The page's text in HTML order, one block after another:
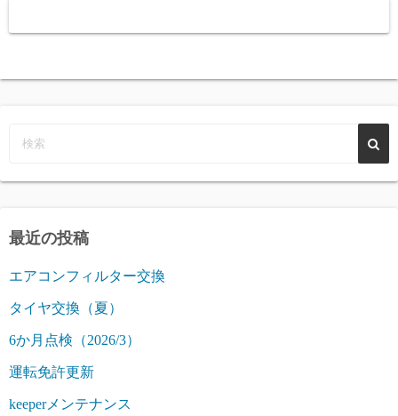
最近の投稿
エアコンフィルター交換
タイヤ交換（夏）
6か月点検（2026/3）
運転免許更新
keeperメンテナンス